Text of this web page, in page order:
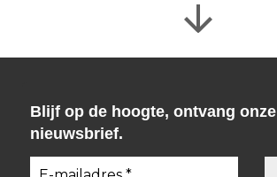
Blijf op de hoogte, ontvang onze
nieuwsbrief.